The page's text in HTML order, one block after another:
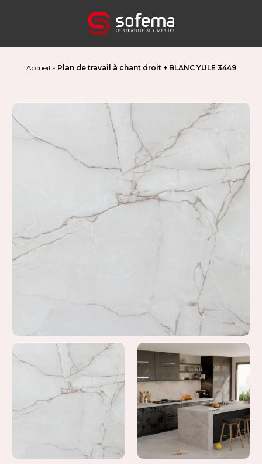
Accueil » Plan de travail à chant droit + BLANC YULE 3449